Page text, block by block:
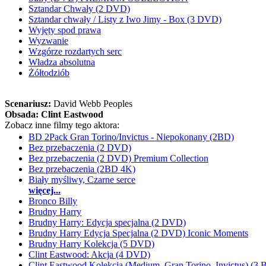
Sztandar Chwały (2 DVD)
Sztandar chwały / Listy z Iwo Jimy - Box (3 DVD)
Wyjęty spod prawa
Wyzwanie
Wzgórze rozdartych serc
Władza absolutna
Żółtodziób
Scenariusz: David Webb Peoples
Obsada: Clint Eastwood
Zobacz inne filmy tego aktora:
BD 2Pack Gran Torino/Invictus - Niepokonany (2BD)
Bez przebaczenia (2 DVD)
Bez przebaczenia (2 DVD) Premium Collection
Bez przebaczenia (2BD 4K)
Biały myśliwy, Czarne serce
więcej...
Bronco Billy
Brudny Harry
Brudny Harry: Edycja specjalna (2 DVD)
Brudny Harry Edycja Specjalna (2 DVD) Iconic Moments
Brudny Harry Kolekcja (5 DVD)
Clint Eastwood: Akcja (4 DVD)